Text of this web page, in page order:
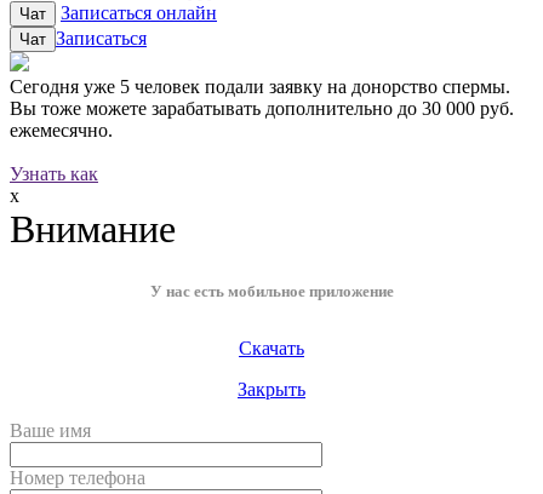
Чат Записаться онлайн
Чат Записаться
Сегодня уже 5 человек подали заявку на донорство спермы.
Вы тоже можете зарабатывать дополнительно до 30 000 руб.
ежемесячно.
Узнать как
x
Внимание
У нас есть мобильное приложение
Скачать
Закрыть
Ваше имя
Номер телефона